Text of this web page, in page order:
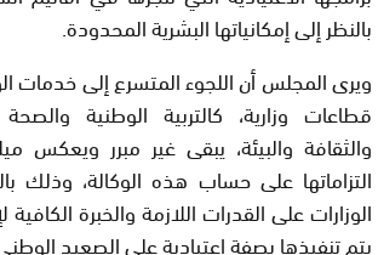
بالنظر إلى إمكانياتها البشرية المحدودة.
ويرى المجلس أن اللجوء المتسرع إلى خدمات
قطاعات وزارية، كالتربية الوطنية والصحة
والثقافة والبيئة، يبقى غير مبرر ويعكس
التزاماتها على حساب هذه الوكالة، وذلك
الوزارات على القدرات اللازمة والخبرة
يتم تنفيذها بصفة اعتيادية على الصعيد